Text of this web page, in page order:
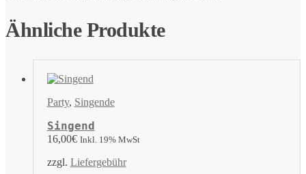
Ähnliche Produkte
Party, Singende
Singend
16,00€ Inkl. 19% MwSt
zzgl. Liefergebühr